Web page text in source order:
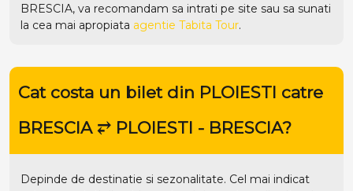
BRESCIA, va recomandam sa intrati pe site sau sa sunati
la cea mai apropiata agentie Tabita Tour.
Cat costa un bilet din PLOIESTI catre
BRESCIA ⥂ PLOIESTI - BRESCIA?
Depinde de destinatie si sezonalitate. Cel mai indicat